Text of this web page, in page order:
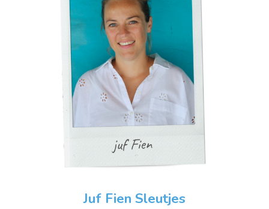
Juf Fien Sleutjes